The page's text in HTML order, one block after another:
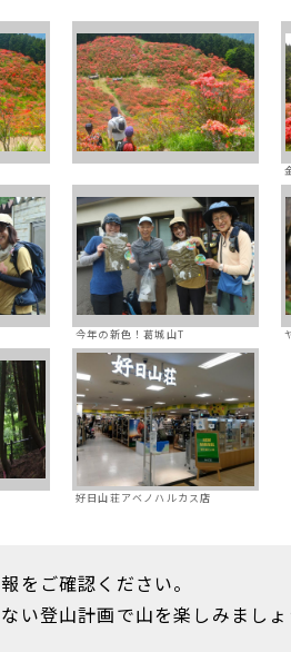
今年の新色！葛城山T
好日山荘アベノハルカス店
をご確認ください。
い登山計画で山を楽しみましょ